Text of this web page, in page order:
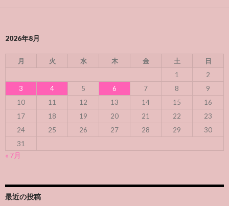
2026年8月
月 火 水 木 金 土
日
1
2
3
4 5 6 7 8
9
10
11 12 13 14 15
16
17
18 19 20 21 22
23
24
25 26 27 28 29
30
31
« 7月
最近の投稿